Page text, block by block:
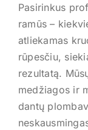
Pasirinkus
ramūs –
atliekamas
rūpesčiu,
rezultatą.
medžiagos ir
dantų